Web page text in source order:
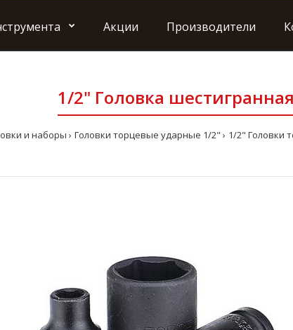
Акции Производители
1/2" Головка
и наборы Головки торцевые ударные 1/2" 1/2" Головки